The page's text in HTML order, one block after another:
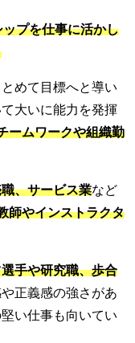
プを仕事に活かし
めて目標へと導い
大いに能力を発揮
ームワークや組織勤
、サービス業など
師やインストラクタ
手や研究職、歩合
正義感の強さがあ
い仕事も向いてい